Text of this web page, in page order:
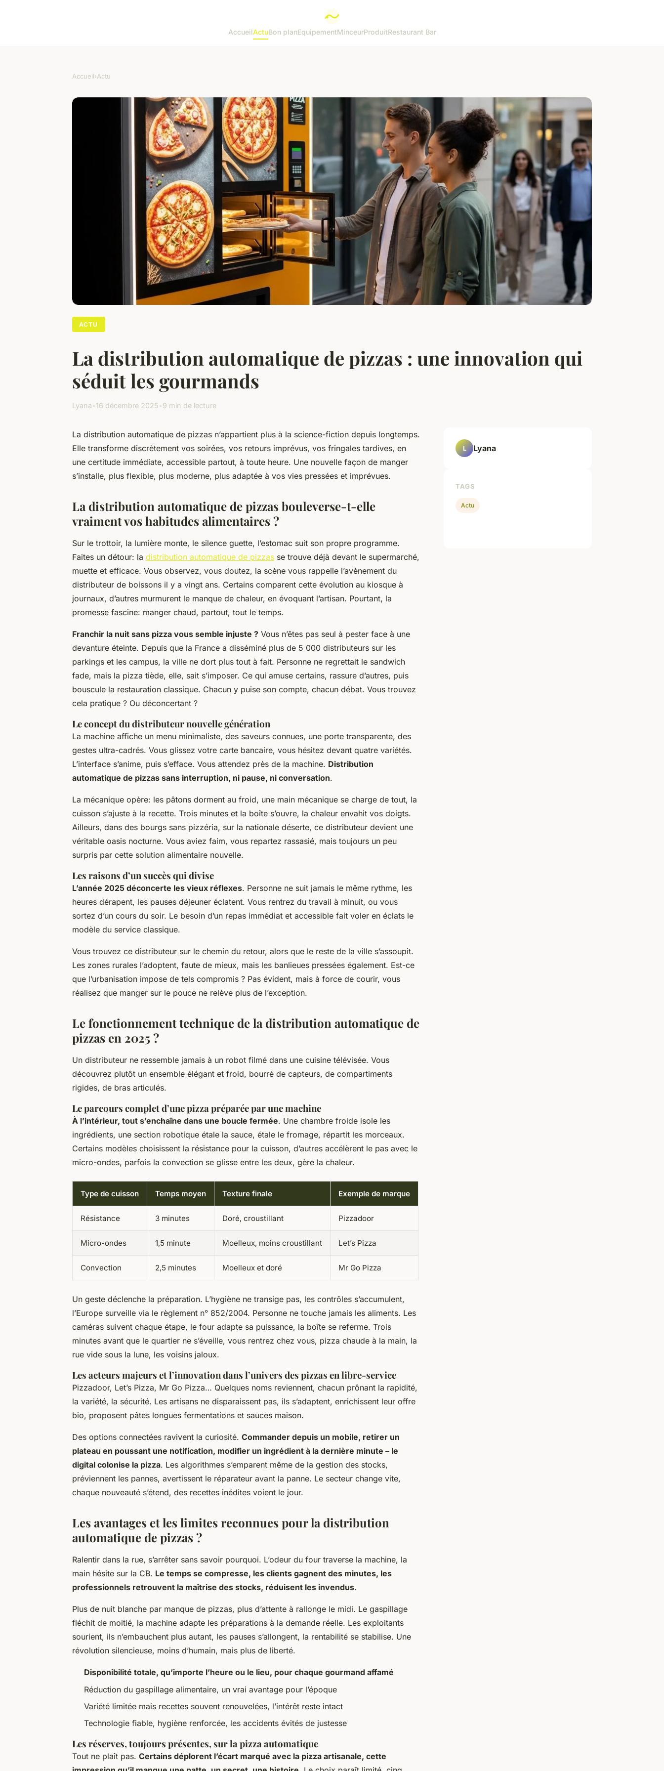
AccueilActuBon planEquipementMinceurProduitRestaurant Bar
Accueil›Actu
ACTU
La distribution automatique de pizzas : une innovation qui
séduit les gourmands
Lyana•16 décembre 2025•9 min de lecture
La distribution automatique de pizzas n’appartient plus à la science-fiction depuis longtemps.
Elle transforme discrètement vos soirées, vos retours imprévus, vos fringales tardives, en
une certitude immédiate, accessible partout, à toute heure. Une nouvelle façon de manger
s’installe, plus flexible, plus moderne, plus adaptée à vos vies pressées et imprévues.
La distribution automatique de pizzas bouleverse-t-elle
vraiment vos habitudes alimentaires ?
Sur le trottoir, la lumière monte, le silence guette, l’estomac suit son propre programme.
Faites un détour: la distribution automatique de pizzas se trouve déjà devant le supermarché,
muette et efficace. Vous observez, vous doutez, la scène vous rappelle l’avènement du
distributeur de boissons il y a vingt ans. Certains comparent cette évolution au kiosque à
journaux, d’autres murmurent le manque de chaleur, en évoquant l’artisan. Pourtant, la
promesse fascine: manger chaud, partout, tout le temps.
Franchir la nuit sans pizza vous semble injuste ? Vous n’êtes pas seul à pester face à une
devanture éteinte. Depuis que la France a disséminé plus de 5 000 distributeurs sur les
parkings et les campus, la ville ne dort plus tout à fait. Personne ne regrettait le sandwich
fade, mais la pizza tiède, elle, sait s’imposer. Ce qui amuse certains, rassure d’autres, puis
bouscule la restauration classique. Chacun y puise son compte, chacun débat. Vous trouvez
cela pratique ? Ou déconcertant ?
Le concept du distributeur nouvelle génération
La machine affiche un menu minimaliste, des saveurs connues, une porte transparente, des
gestes ultra-cadrés. Vous glissez votre carte bancaire, vous hésitez devant quatre variétés.
L’interface s’anime, puis s’efface. Vous attendez près de la machine. Distribution
automatique de pizzas sans interruption, ni pause, ni conversation.
La mécanique opère: les pâtons dorment au froid, une main mécanique se charge de tout, la
cuisson s’ajuste à la recette. Trois minutes et la boîte s’ouvre, la chaleur envahit vos doigts.
Ailleurs, dans des bourgs sans pizzéria, sur la nationale déserte, ce distributeur devient une
véritable oasis nocturne. Vous aviez faim, vous repartez rassasié, mais toujours un peu
surpris par cette solution alimentaire nouvelle.
Les raisons d’un succès qui divise
L’année 2025 déconcerte les vieux réflexes. Personne ne suit jamais le même rythme, les
heures dérapent, les pauses déjeuner éclatent. Vous rentrez du travail à minuit, ou vous
sortez d’un cours du soir. Le besoin d’un repas immédiat et accessible fait voler en éclats le
modèle du service classique.
Vous trouvez ce distributeur sur le chemin du retour, alors que le reste de la ville s’assoupit.
Les zones rurales l’adoptent, faute de mieux, mais les banlieues pressées également. Est-ce
que l’urbanisation impose de tels compromis ? Pas évident, mais à force de courir, vous
réalisez que manger sur le pouce ne relève plus de l’exception.
Le fonctionnement technique de la distribution automatique de
pizzas en 2025 ?
Un distributeur ne ressemble jamais à un robot filmé dans une cuisine télévisée. Vous
découvrez plutôt un ensemble élégant et froid, bourré de capteurs, de compartiments
rigides, de bras articulés.
Le parcours complet d’une pizza préparée par une machine
À l’intérieur, tout s’enchaîne dans une boucle fermée. Une chambre froide isole les
ingrédients, une section robotique étale la sauce, étale le fromage, répartit les morceaux.
Certains modèles choisissent la résistance pour la cuisson, d’autres accélèrent le pas avec le
micro-ondes, parfois la convection se glisse entre les deux, gère la chaleur.
Type de cuisson Temps moyen Texture finale Exemple de marque
Résistance 3 minutes Doré, croustillant Pizzadoor
Micro-ondes 1,5 minute Moelleux, moins croustillant Let’s Pizza
Convection 2,5 minutes Moelleux et doré Mr Go Pizza
Un geste déclenche la préparation. L’hygiène ne transige pas, les contrôles s’accumulent,
l’Europe surveille via le règlement n° 852/2004. Personne ne touche jamais les aliments. Les
caméras suivent chaque étape, le four adapte sa puissance, la boîte se referme. Trois
minutes avant que le quartier ne s’éveille, vous rentrez chez vous, pizza chaude à la main, la
rue vide sous la lune, les voisins jaloux.
Les acteurs majeurs et l’innovation dans l’univers des pizzas en libre-service
Pizzadoor, Let’s Pizza, Mr Go Pizza… Quelques noms reviennent, chacun prônant la rapidité,
la variété, la sécurité. Les artisans ne disparaissent pas, ils s’adaptent, enrichissent leur offre
bio, proposent pâtes longues fermentations et sauces maison.
Des options connectées ravivent la curiosité. Commander depuis un mobile, retirer un
plateau en poussant une notification, modifier un ingrédient à la dernière minute – le
digital colonise la pizza. Les algorithmes s’emparent même de la gestion des stocks,
préviennent les pannes, avertissent le réparateur avant la panne. Le secteur change vite,
chaque nouveauté s’étend, des recettes inédites voient le jour.
Les avantages et les limites reconnues pour la distribution
automatique de pizzas ?
Ralentir dans la rue, s’arrêter sans savoir pourquoi. L’odeur du four traverse la machine, la
main hésite sur la CB. Le temps se compresse, les clients gagnent des minutes, les
professionnels retrouvent la maîtrise des stocks, réduisent les invendus.
Plus de nuit blanche par manque de pizzas, plus d’attente à rallonge le midi. Le gaspillage
fléchit de moitié, la machine adapte les préparations à la demande réelle. Les exploitants
sourient, ils n’embauchent plus autant, les pauses s’allongent, la rentabilité se stabilise. Une
révolution silencieuse, moins d’humain, mais plus de liberté.
Disponibilité totale, qu’importe l’heure ou le lieu, pour chaque gourmand affamé
Réduction du gaspillage alimentaire, un vrai avantage pour l’époque
Variété limitée mais recettes souvent renouvelées, l’intérêt reste intact
Technologie fiable, hygiène renforcée, les accidents évités de justesse
Les réserves, toujours présentes, sur la pizza automatique
Tout ne plaît pas. Certains déplorent l’écart marqué avec la pizza artisanale, cette
L Lyana
TAGS
Actu